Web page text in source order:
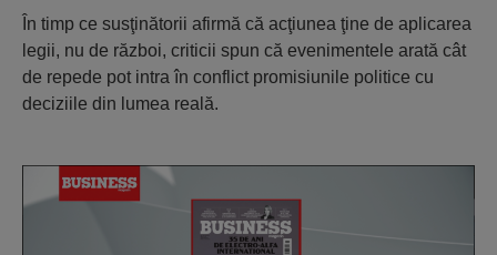
În timp ce susţinătorii afirmă că acţiunea ţine de aplicarea
legii, nu de război, criticii spun că evenimentele arată cât
de repede pot intra în conflict promisiunile politice cu
deciziile din lumea reală.